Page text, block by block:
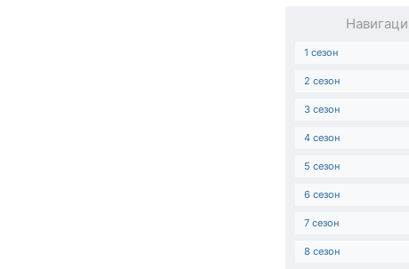
1 сезон
2 сезон
3 сезон
4 сезон
5 сезон
6 сезон
7 сезон
8 сезон